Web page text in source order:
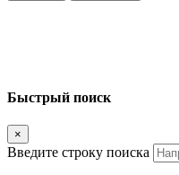
Быстрый поиск
×
Введите строку поиска